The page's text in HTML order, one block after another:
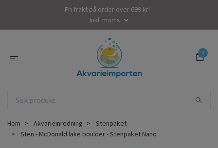
Fri frakt på order över 699 kr!
Inkl. moms
0
Hem Akvarieinredning
Stenpaket
Sten - McDonald lake boulder - Stenpaket Nano